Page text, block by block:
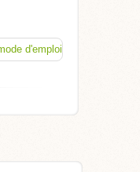
d'emploi